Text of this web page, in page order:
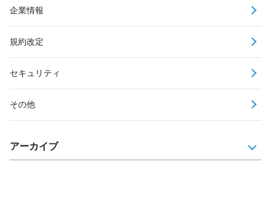
企業情報
規約改定
セキュリティ
その他
アーカイブ